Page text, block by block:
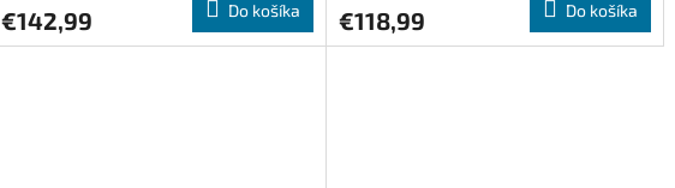
M
€142,99 Do košíka
M
€118,99 Do košíka